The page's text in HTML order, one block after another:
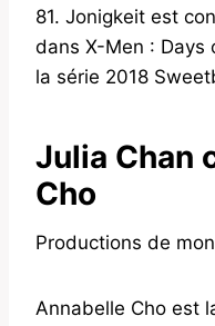
81. Jonigkeit est
dans X-Men : Days
la série 2018
Julia Chan
Cho
Productions de
Annabelle Cho est